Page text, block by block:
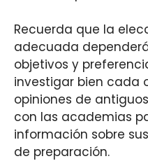
Recuerda que la
adecuada
objetivos y
investigar bien cada
opiniones de
con las academias
información sobre
de preparación.